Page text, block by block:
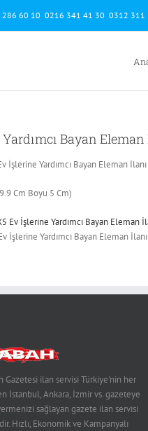
286 60 10 0216 341 41 30 0312 311
Yardımcı Bayan Eleman
İşlerine Yardımcı Bayan Eleman
Cm Boyu 5 Cm)
İşlerine Yardımcı Bayan Eleman İlanı
Gazetesi ilan servisi Türkiye'nin her
İstanbul, Ankara, İzmir vs. gazeteye
sağlayan gazete ilan servisi
Hızlı, Ekonomik ve Kampanyalı